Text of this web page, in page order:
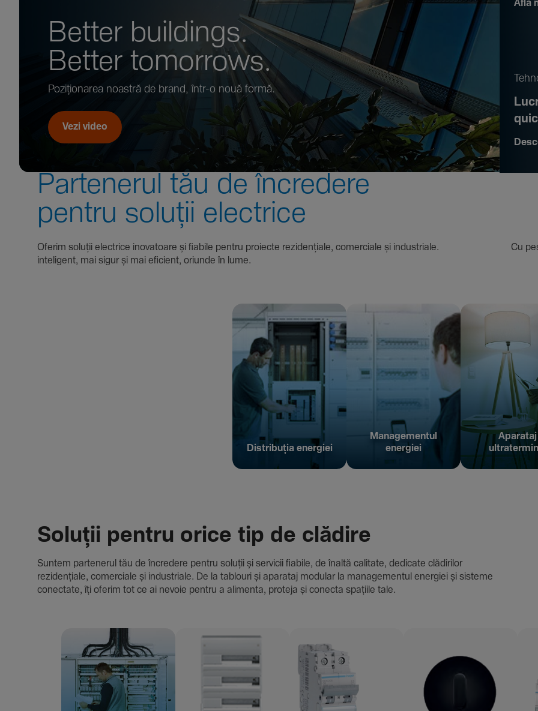
Better buil­dings.
Better tomor­rows.
Pozi­țio­narea noastră de brand, într-o nouă formă.
Vezi video
Află
Parte­nerul tău de încre­dere
pentru soluții electrice
Oferim soluții electrice inova­toare și fiabile pentru proiecte rezi­den­țiale, comer­ciale și indus­triale. Cu peste
inte­li­gent, mai sigur și mai eficient, oriunde în lume.
Distribuția energiei
Managementul
energiei
Aparataj
Soluții pentru orice tip de clădire
Suntem parte­nerul tău de încre­dere pentru soluții și servicii fiabile, de înaltă cali­tate, dedi­cate clădi­rilor
rezi­den­țiale, comer­ciale și indus­triale. De la tablouri și aparataj modular la managementul energiei și sisteme
conec­tate, îți oferim tot ce ai nevoie pentru a alimenta, proteja și conecta spațiile tale.